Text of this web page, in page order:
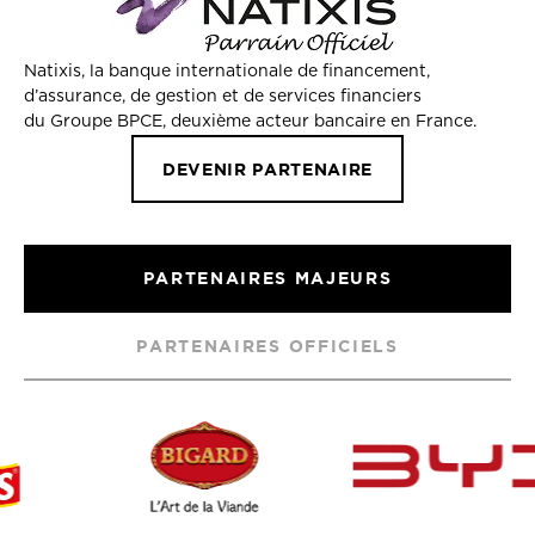
Natixis, la banque internationale de financement,
d’assurance, de gestion et de services financiers
du Groupe BPCE, deuxième acteur bancaire en France.
DEVENIR PARTENAIRE
PARTENAIRES MAJEURS
PARTENAIRES OFFICIELS